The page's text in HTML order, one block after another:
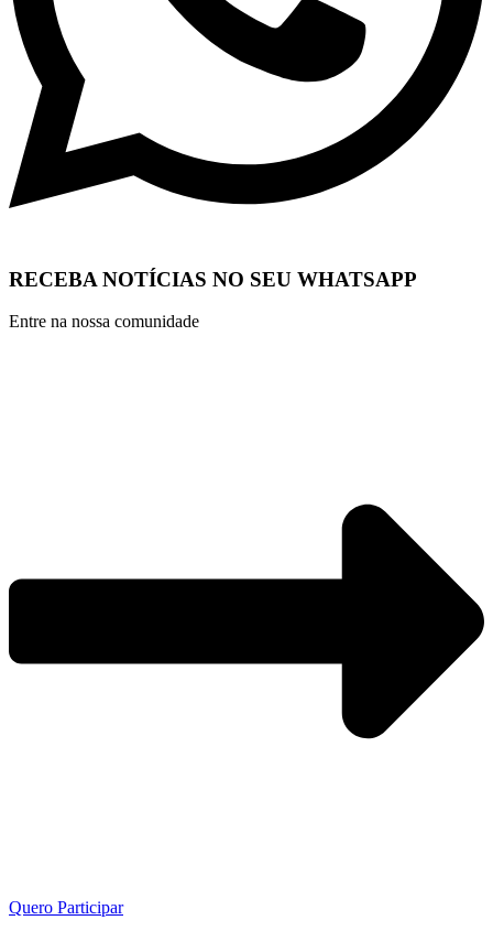
RECEBA NOTÍCIAS NO SEU WHATSAPP
Entre na nossa comunidade
Quero Participar